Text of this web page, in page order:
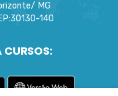
/ MG
30130-140
CURSOS: